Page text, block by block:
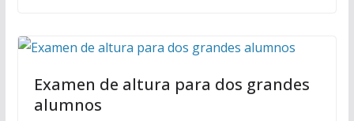
Examen de altura para dos grandes
alumnos